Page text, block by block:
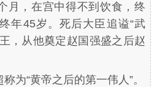
月，在宫中得不到饮食，终
年45岁。死后大臣追谥“武
，从他奠定赵国强盛之后赵
为“黄帝之后的第一伟人”。